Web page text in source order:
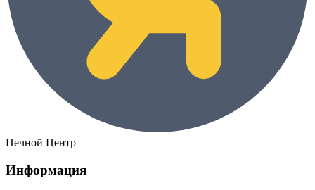
Печной Центр
Информация